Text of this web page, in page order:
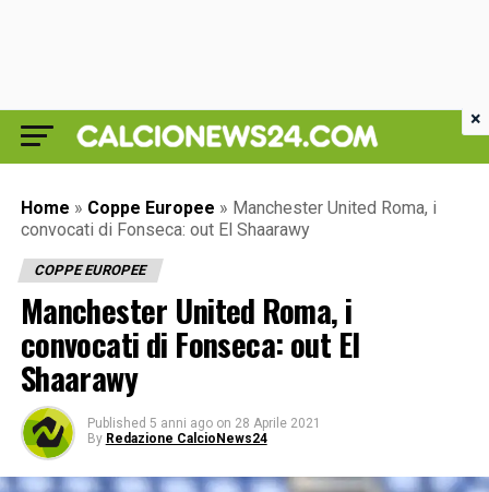
Home » Coppe Europee » Manchester United Roma, i
convocati di Fonseca: out El Shaarawy
COPPE EUROPEE
Manchester United Roma, i
convocati di Fonseca: out El
Shaarawy
Published 5 anni ago on 28 Aprile 2021
By Redazione CalcioNews24
×